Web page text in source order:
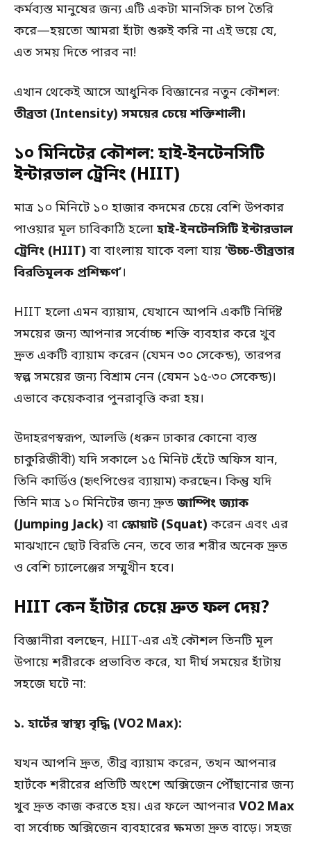
কর্মব্যস্ত মানুষের জন্য এটি একটা মানসিক চাপ তৈরি
করে—হয়তো আমরা হাঁটা শুরুই করি না এই ভয়ে যে,
এত সময় দিতে পারব না!
এখান থেকেই আসে আধুনিক বিজ্ঞানের নতুন কৌশল:
তীব্রতা (Intensity) সময়ের চেয়ে শক্তিশালী।
১০ মিনিটের কৌশল: হাই-ইনটেনসিটি
ইন্টারভাল ট্রেনিং (HIIT)
মাত্র ১০ মিনিটে ১০ হাজার কদমের চেয়ে বেশি উপকার
পাওয়ার মূল চাবিকাঠি হলো হাই-ইনটেনসিটি ইন্টারভাল
ট্রেনিং (HIIT) বা বাংলায় যাকে বলা যায় ‘উচ্চ-তীব্রতার
বিরতিমূলক প্রশিক্ষণ’।
HIIT হলো এমন ব্যায়াম, যেখানে আপনি একটি নির্দিষ্ট
সময়ের জন্য আপনার সর্বোচ্চ শক্তি ব্যবহার করে খুব
দ্রুত একটি ব্যায়াম করেন (যেমন ৩০ সেকেন্ড), তারপর
স্বল্প সময়ের জন্য বিশ্রাম নেন (যেমন ১৫-৩০ সেকেন্ড)।
এভাবে কয়েকবার পুনরাবৃত্তি করা হয়।
উদাহরণস্বরূপ, আলভি (ধরুন ঢাকার কোনো ব্যস্ত
চাকুরিজীবী) যদি সকালে ১৫ মিনিট হেঁটে অফিস যান,
তিনি কার্ডিও (হৃৎপিণ্ডের ব্যায়াম) করছেন। কিন্তু যদি
তিনি মাত্র ১০ মিনিটের জন্য দ্রুত জাম্পিং জ্যাক
(Jumping Jack) বা স্কোয়াট (Squat) করেন এবং এর
মাঝখানে ছোট বিরতি নেন, তবে তার শরীর অনেক দ্রুত
ও বেশি চ্যালেঞ্জের সম্মুখীন হবে।
HIIT কেন হাঁটার চেয়ে দ্রুত ফল দেয়?
বিজ্ঞানীরা বলছেন, HIIT-এর এই কৌশল তিনটি মূল
উপায়ে শরীরকে প্রভাবিত করে, যা দীর্ঘ সময়ের হাঁটায়
সহজে ঘটে না:
১. হার্টের স্বাস্থ্য বৃদ্ধি (VO2 Max):
যখন আপনি দ্রুত, তীব্র ব্যায়াম করেন, তখন আপনার
হার্টকে শরীরের প্রতিটি অংশে অক্সিজেন পৌঁছানোর জন্য
খুব দ্রুত কাজ করতে হয়। এর ফলে আপনার VO2 Max
বা সর্বোচ্চ অক্সিজেন ব্যবহারের ক্ষমতা দ্রুত বাড়ে। সহজ